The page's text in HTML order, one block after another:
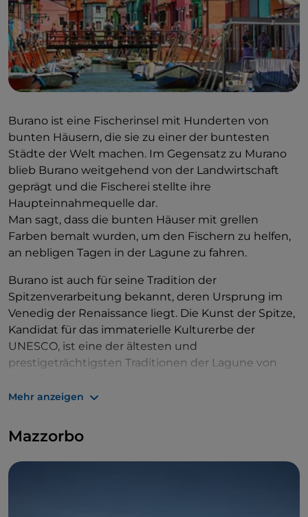
Burano ist eine Fischerinsel mit Hunderten von
bunten Häusern, die sie zu einer der buntesten
Städte der Welt machen. Im Gegensatz zu Murano
blieb Burano weitgehend von der Landwirtschaft
geprägt und die Fischerei stellte ihre
Haupteinnahmequelle dar.
Man sagt, dass die bunten Häuser mit grellen
Farben bemalt wurden, um den Fischern zu helfen,
an nebligen Tagen in der Lagune zu fahren.
Burano ist auch für seine Tradition der
Spitzenverarbeitung bekannt, deren Ursprung im
Venedig der Renaissance liegt. Die Kunst der Spitze,
Kandidat für das immaterielle Kulturerbe der
UNESCO, ist eine der ältesten und
prestigeträchtigsten Traditionen der Lagune von
Hier gibt es keine Hotels, sondern stilvoll renovierte
sowie familiengeführte
Mehr anzeigen
Mazzorbo